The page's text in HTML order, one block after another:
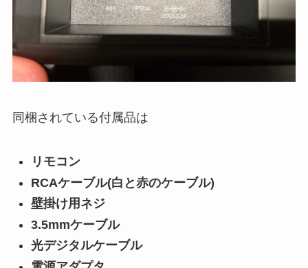
同梱されている付属品は
リモコン
RCAケーブル(白と赤のケーブル)
壁掛け用ネジ
3.5mmケーブル
光デジタルケーブル